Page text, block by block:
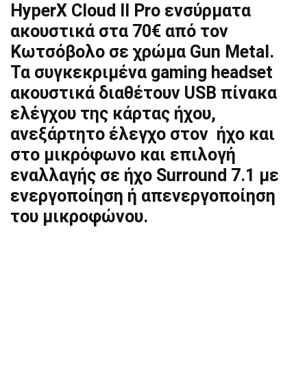
HyperX Cloud II Pro ενσύρματα
ακουστικά στα 70€ από τον
Κωτσόβολο σε χρώμα Gun Metal.
Τα συγκεκριμένα gaming headset
ακουστικά διαθέτουν USB πίνακα
ελέγχου της κάρτας ήχου,
ανεξάρτητο έλεγχο στον ήχο και
στο μικρόφωνο και επιλογή
εναλλαγής σε ήχο Surround 7.1 με
ενεργοποίηση ή απενεργοποίηση
του μικροφώνου.